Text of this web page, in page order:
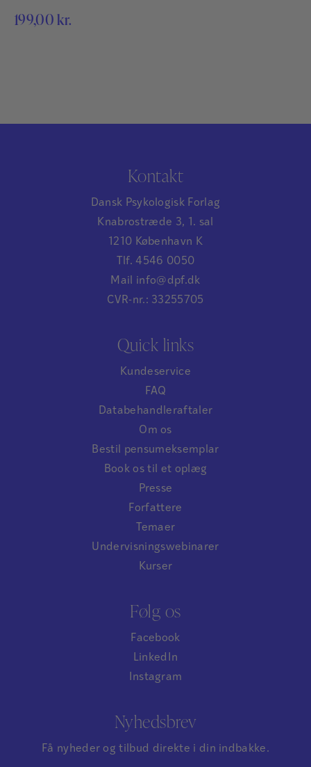
barnet at blive gladere og mere positivt.
199,00 kr.
Kontakt
Dansk Psykologisk Forlag
Knabrostræde 3, 1. sal
1210 København K
Tlf. 4546 0050
Mail info@dpf.dk
CVR-nr.: 33255705
Quick links
Kundeservice
FAQ
Databehandleraftaler
Om os
Bestil pensumeksemplar
Book os til et oplæg
Presse
Forfattere
Temaer
Undervisningswebinarer
Kurser
Følg os
Facebook
LinkedIn
Instagram
Nyhedsbrev
Få nyheder og tilbud direkte i din indbakke.